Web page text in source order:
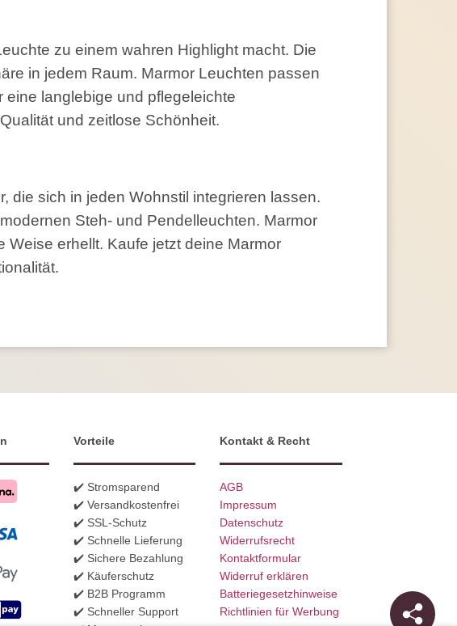
zu einem wahren Highlight macht. Die
in jedem Raum. Marmor Leuchten passen
langlebige und pflegeleichte
und zeitlose Schönheit.
die sich in jeden Wohnstil integrieren lassen.
Steh- und Pendelleuchten. Marmor
erhellt. Kaufe jetzt deine Marmor
Vorteile
✔️ Stromsparend
✔️ Versandkostenfrei
✔️ SSL-Schutz
✔️ Schnelle Lieferung
✔️ Sichere Bezahlung
✔️ Käuferschutz
✔️ B2B Programm
✔️ Schneller Support
Kontakt & Recht
AGB
Impressum
Datenschutz
Widerrufsrecht
Kontaktformular
Widerruf erklären
Batteriegesetzhinweise
Richtlinien für Werbung